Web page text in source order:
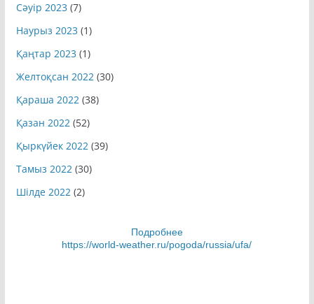
Сәуір 2023 (7)
Наурыз 2023 (1)
Қаңтар 2023 (1)
Желтоқсан 2022(30)
Қараша 2022(38)
Қазан 2022(52)
Қыркүйек 2022(39)
Тамыз 2022(30)
Шілде 2022(2)
Подробнее
https://world-weather.ru/pogoda/russia/ufa/